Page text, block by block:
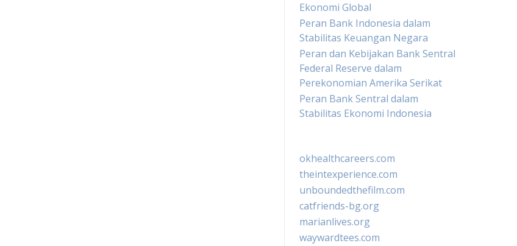
Ekonomi Global
Peran Bank Indonesia dalam
Stabilitas Keuangan Negara
Peran dan Kebijakan Bank Sentral
Federal Reserve dalam
Perekonomian Amerika Serikat
Peran Bank Sentral dalam
Stabilitas Ekonomi Indonesia
okhealthcareers.com
theintexperience.com
unboundedthefilm.com
catfriends-bg.org
marianlives.org
waywardtees.com